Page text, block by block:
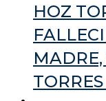
HOZ